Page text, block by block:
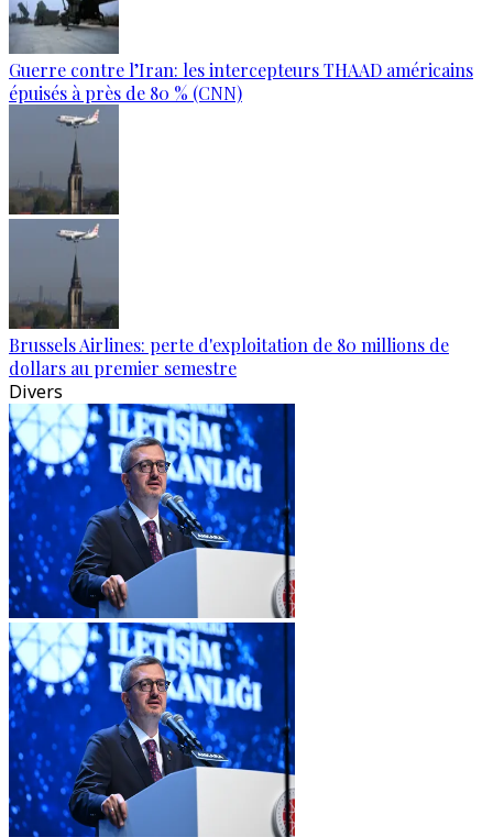
Guerre contre l’Iran: les intercepteurs THAAD américains
épuisés à près de 80 % (CNN)
Brussels Airlines: perte d'exploitation de 80 millions de
dollars au premier semestre
Divers